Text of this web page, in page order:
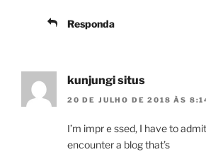
Responda
kunjungi situs
20 DE JULHO DE 2018 ÀS
Ӏ’m imprｅssed, I have to
encounter a blog that’s